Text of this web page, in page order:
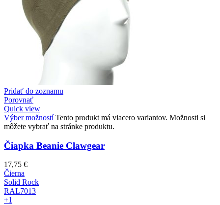
Pridať do zoznamu
Porovnať
Quick view
Výber možností Tento produkt má viacero variantov. Možnosti si
môžete vybrať na stránke produktu.
Čiapka Beanie Clawgear
17,75 €
Čierna
Solid Rock
RAL7013
+1